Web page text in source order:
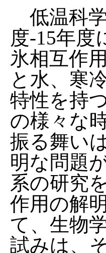
低温科
度-15年度
氷相互作
と水、寒
特性を持
の様々な
振る舞い
明な問題
系の研究
作用の解
て、生物
試みは、